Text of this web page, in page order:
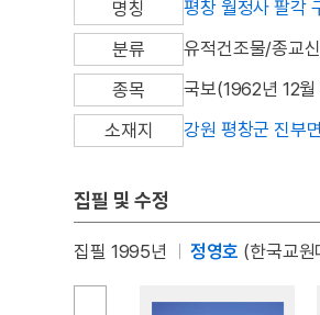
명칭
평창 월정사 팔
분류
유적건조물/종교
종목
국보(1962년 12
소재지
강원 평창군 진부
집필 및 수정
집필 1995년 정영호 (한국교원